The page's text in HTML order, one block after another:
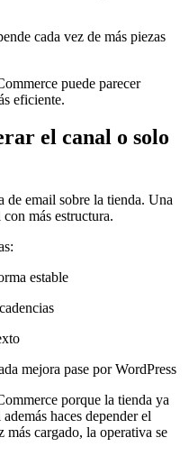
cada vez de más piezas
puede parecer
eficiente.
el canal o solo
de email sobre la tienda. Una
más estructura.
estable
mejora pase por WordPress
porque la tienda ya
haces depender el
más cargado, la operativa se